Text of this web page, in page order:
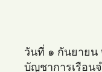
วันที่ ๑ กันยาย
บัญชาการเรือน